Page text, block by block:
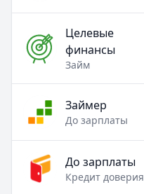
Целевые
финансы
Займ
Займер
До зарплаты
До зарплаты
Кредит доверия